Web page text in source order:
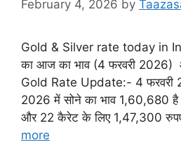
February 4, 2026 by
Gold & Silver rate today in
का आज का भाव (4 फरवरी
Gold Rate Update:- 4
2026 में सोने का भाव 1,60,680 है
और 22 कैरेट के लिए 1,47,300 रुपए
more